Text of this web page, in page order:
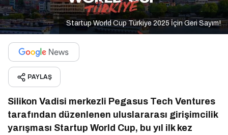
Startup World Cup Türkiye 2025 İçin Geri Sayım!
PAYLAŞ
Silikon Vadisi merkezli Pegasus Tech Ventures
tarafından düzenlenen uluslararası girişimcilik
yarışması Startup World Cup, bu yıl ilk kez